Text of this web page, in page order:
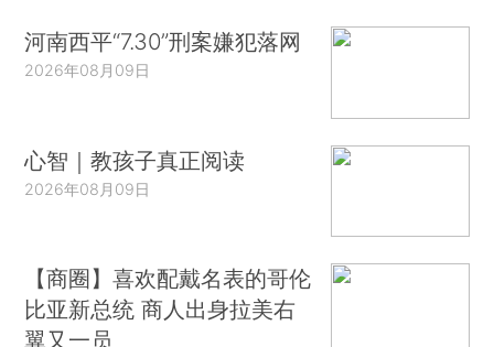
河南西平“7.30”刑案嫌犯落网
2026年08月09日
心智｜教孩子真正阅读
2026年08月09日
【商圈】喜欢配戴名表的哥伦
比亚新总统 商人出身拉美右
翼又一员